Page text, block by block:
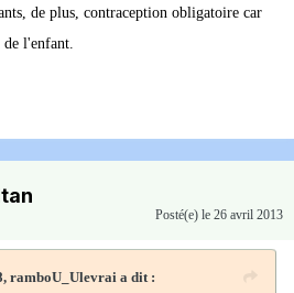
de plus, contraception obligatoire car
l'enfant.
Posté(e) le 26 avril 2013
ramboU_Ulevrai a dit :